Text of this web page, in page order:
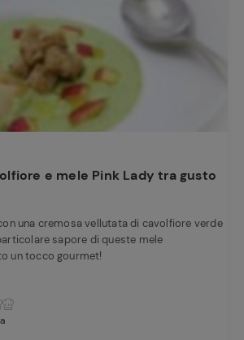
e mele Pink Lady tra gusto
una cremosa vellutata di cavolfiore verde
sapore di queste mele
un tocco gourmet!